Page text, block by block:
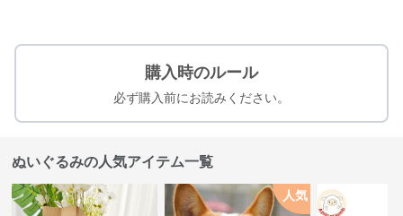
購入時のルール
必ず購入前にお読みください。
ぬいぐるみの人気アイテム一覧
人気